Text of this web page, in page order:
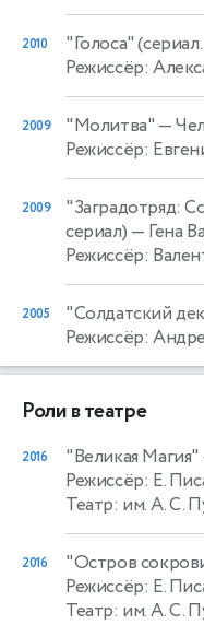
2010 "Голоса"
Режиссёр:
2009 "Молитва" —
Режиссёр:
2009
"Заградотряд:
сериал) — Гена
Режиссёр:
2005 "Солдатский
Режиссёр:
Роли в театре
2016 "Великая Магия"
Режиссёр: Е.
Театр: им. А. С.
2016 "Остров
Режиссёр: Е.
Театр: им. А. С.